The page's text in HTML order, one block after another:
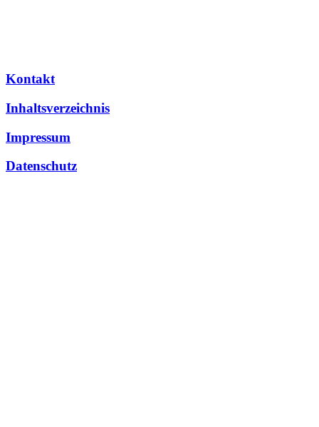
Kontakt
Inhaltsverzeichnis
Impressum
Datenschutz